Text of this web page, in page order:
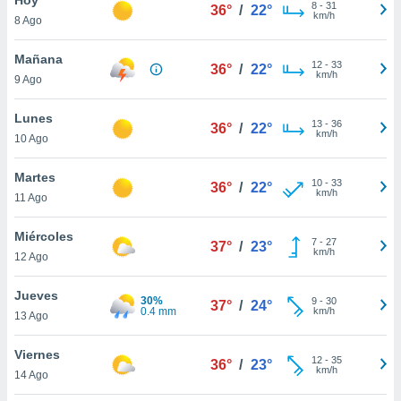
y
en
más
de
8 Ago
36° / 22° 8- 31
km/h
Mañana
9 Ago
36° / 22° 12- 33
km/h
Lunes
10 Ago
36° / 22° 13- 36
km/h
Martes
11 Ago
36° / 22° 10- 33
km/h
Miércoles
12 Ago
37° / 23° 7- 27
km/h
Jueves
13 Ago
30%
0.4 mm
37° / 24° 9- 30
km/h
Viernes
14 Ago
36° / 23° 12- 35
km/h